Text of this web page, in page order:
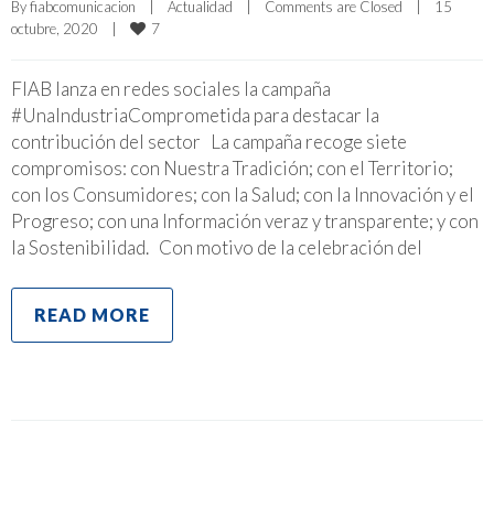
By fiabcomunicacion Actualidad Comments are Closed
15
octubre, 2020
7
FIAB lanza en redes sociales la campaña
#UnaIndustriaComprometida para destacar la
contribución del sector La campaña recoge siete
compromisos: con Nuestra Tradición; con el Territorio;
con los Consumidores; con la Salud; con la Innovación y el
Progreso; con una Información veraz y transparente; y con
la Sostenibilidad. Con motivo de la celebración del
READ MORE